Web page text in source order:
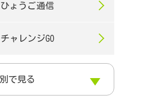
ひょうご通信
チャレンジGO